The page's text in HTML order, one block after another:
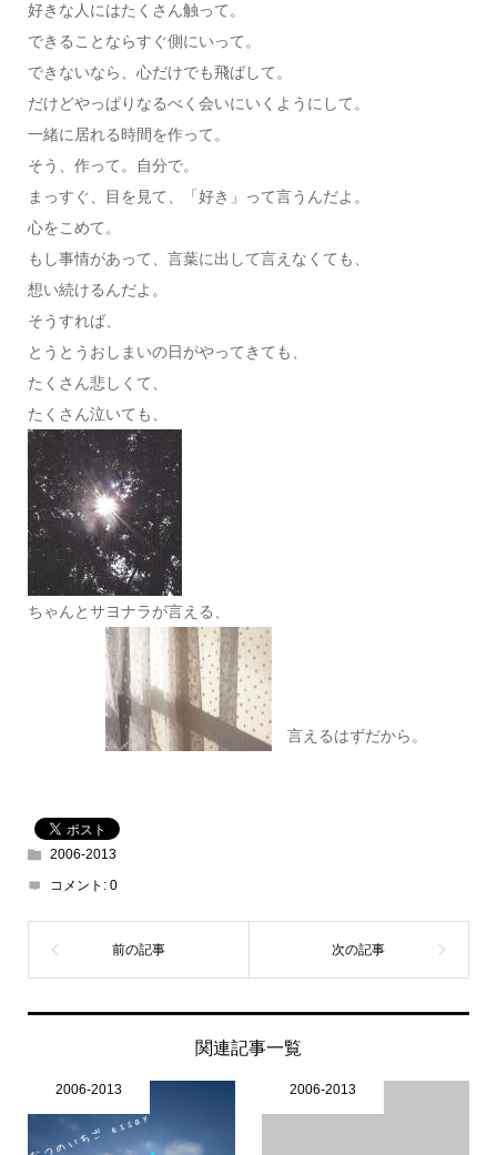
好きな人にはたくさん触って。
できることならすぐ側にいって。
できないなら、心だけでも飛ばして。
だけどやっぱりなるべく会いにいくようにして。
一緒に居れる時間を作って。
そう、作って。自分で。
まっすぐ、目を見て、「好き」って言うんだよ。
心をこめて。
もし事情があって、言葉に出して言えなくても、
想い続けるんだよ。
そうすれば、
とうとうおしまいの日がやってきても、
たくさん悲しくて、
たくさん泣いても、
ちゃんとサヨナラが言える、
言えるはずだから。
2006-2013
コメント: 0
関連記事一覧
2006-2013 2006-2013